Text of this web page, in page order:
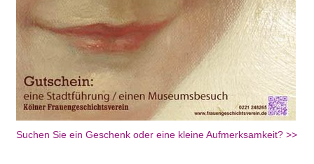
Suchen Sie ein Geschenk oder eine kleine Aufmerksamkeit? >>